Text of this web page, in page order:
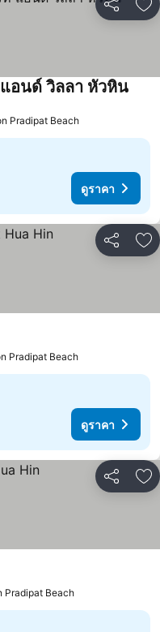
แชร์ เ
อนด์ วิลลา หัวหิน
Pradipat Beach
ดูราคา
แชร์ เ
Pradipat Beach
ดูราคา
แชร์ เ
Pradipat Beach